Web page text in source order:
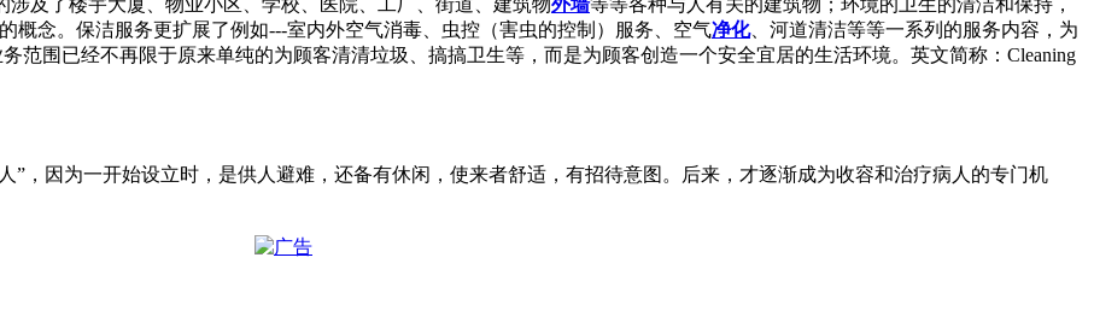
涉及了楼宇大厦、物业小区、学校、医院、工厂、街道、建筑物外墙等等各种与人有关的建筑物；环境的卫生的清洁和保持，
概念。保洁服务更扩展了例如---室内外空气消毒、虫控（害虫的控制）服务、空气净化、河道清洁等等一系列的服务内容，为
范围已经不再限于原来单纯的为顾客清清垃圾、搞搞卫生等，而是为顾客创造一个安全宜居的生活环境。英文简称：Cleaning
”，因为一开始设立时，是供人避难，还备有休闲，使来者舒适，有招待意图。后来，才逐渐成为收容和治疗病人的专门机